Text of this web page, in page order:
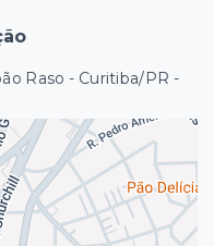
Raso - Curitiba/PR -